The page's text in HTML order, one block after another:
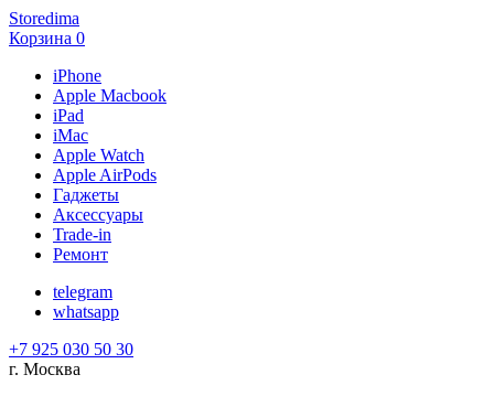
Storedima
Корзина 0
iPhone
Apple Macbook
iPad
iMac
Apple Watch
Apple AirPods
Гаджеты
Аксессуары
Trade-in
Ремонт
telegram
whatsapp
+7 925 030 50 30
г. Москва